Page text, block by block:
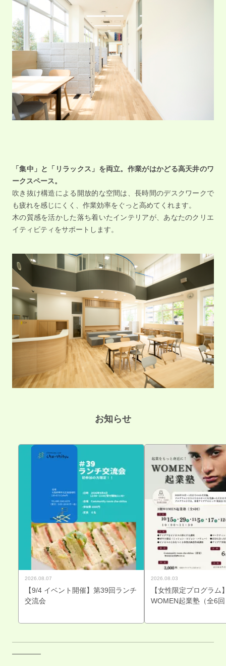
「集中」と「リラックス」を両立。作業がはかどる高天井のワ
ークスペース。
吹き抜け構造による開放的な空間は、長時間のデスクワークで
も疲れを感じにくく、作業効率をぐっと高めてくれます。
木の質感を活かした落ち着いたインテリアが、あなたのクリエ
イティビティをサポートします。
お知らせ
2026.08.07
【9/4 イベント開催】第39回ランチ
交流会
2026.08.03
【女性限定プログラム
WOMEN起業塾（全6